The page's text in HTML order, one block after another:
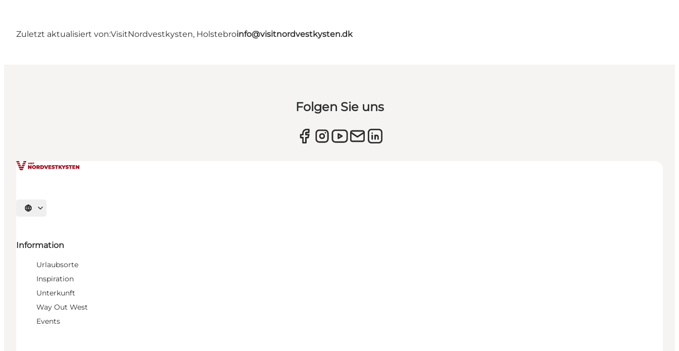
Zuletzt aktualisiert von:VisitNordvestkysten, Holstebroinfo@visitnordvestkysten.dk
Folgen Sie uns
Sprache auswählen
Information
Urlaubsorte
Inspiration
Unterkunft
Way Out West
Events